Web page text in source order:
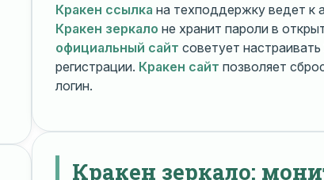
Кракен ссылка на техподдержку ведет к
Кракен зеркало не хранит пароли в
официальный сайт советует
регистрации. Кракен сайт позволяет
логин.
Кракен зеркало: